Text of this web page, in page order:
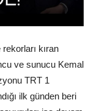
kıran
ve sunucu Kemal
TRT 1
ilk günden beri